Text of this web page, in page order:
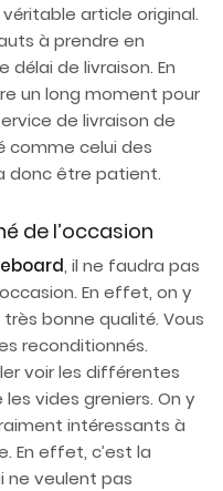
article original.
à prendre en
de livraison. En
un long moment pour
de livraison de
comme celui des
donc être patient.
de l’occasion
, il ne faudra pas
En effet, on y
bonne qualité. Vous
reconditionnés.
voir les différentes
vides greniers. On y
intéressants à
En effet, c’est la
ne veulent pas